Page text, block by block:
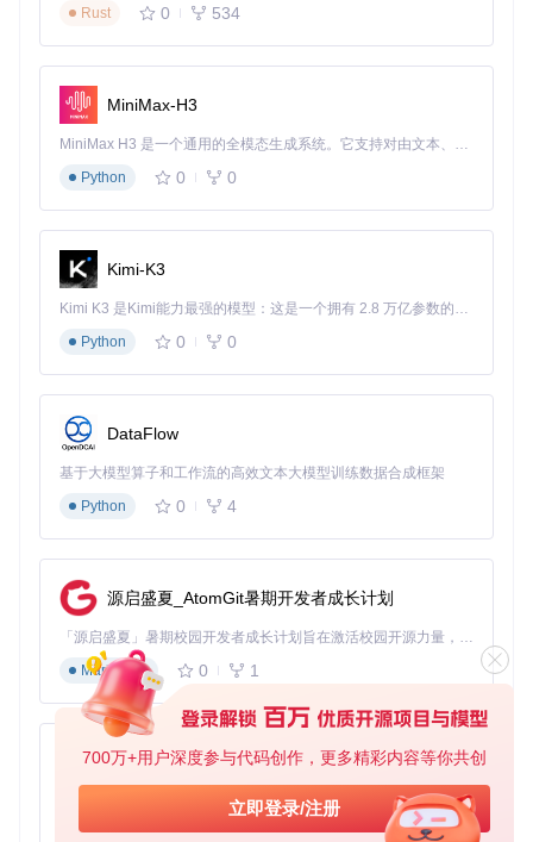
700万+用户深度参与代码创作，更多精彩内容等你共创
立即登录/注册
程。
通过这个项目，你不仅可以重温童年游戏的乐趣，还能深入理
解强化学习的实践应用。无论是为了学术研究，还是个人兴
趣，Nintendo Learning Environment都值得你一试。现在就
的可能吧！
Rust
0 534
MiniMax-H3
MiniMax H3 是一个通用的全模态生成系统。它支持对由文本、图像、视频和音频组成的多模态上下文进行统一理解，并能生成分辨率高达 2K、时长可达 15 秒的带原生立体声音频的视频。得益于面向任务泛化的系统设计，H3 在预训练阶段就已具备广泛的多模态上下文理解与生成能力，能够出色地执行复杂的多模态指令。
Python
0 0
Kimi-K3
Kimi K3 是Kimi能力最强的模型：这是一个拥有 2.8 万亿参数的混合专家（MoE）模型，具备原生视觉理解能力，并支持 100 万 token 的上下文窗口。
Python
0 0
DataFlow
基于大模型算子和工作流的高效文本大模型训练数据合成框架
Python
0 4
源启盛夏_AtomGit暑期开发者成长计划
「源启盛夏」暑期校园开发者成长计划旨在激活校园开源力量，通过积分激励、认证扶持、资源倾斜等形式，引导高校组织和开发者完成「入驻 — 建项目 — 做贡献 — 获认证 — 得资源」的完整闭环。无论你是想带领社团入驻平台的组织者，还是希望用代码贡献证明自己的开发者，都能在这里找到属于你的成长路径。
Markdown
0 1
py-xiaozhi
基于Python的Xiaozhi AI，适用于想要完整Xiaozhi体验而无需拥有专用硬件的用户。
Python
0 1